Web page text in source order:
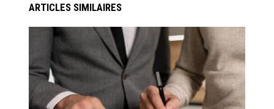
ARTICLES SIMILAIRES